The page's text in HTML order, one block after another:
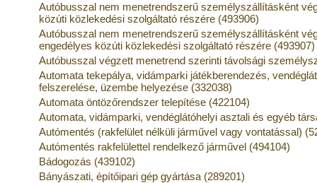
Autóbusszal nem menetrendszerű személyszállításként
közúti közlekedési szolgáltató részére (493906)
Autóbusszal nem menetrendszerű személyszállításként
engedélyes közúti közlekedési szolgáltató részére (493907)
Autóbusszal végzett menetrend szerinti távolsági
Automata tekepálya, vidámparki játékberendezés,
felszerelése, üzembe helyezése (332038)
Automata öntözőrendszer telepítése (422104)
Automata, vidámparki, vendéglátóhelyi asztali és egyéb
Autómentés (rakfelület nélküli járművel vagy vontatással)
Autómentés rakfelülettel rendelkező járművel (494104)
Bádogozás (439102)
Bányászati, építőipari gép gyártása (289201)